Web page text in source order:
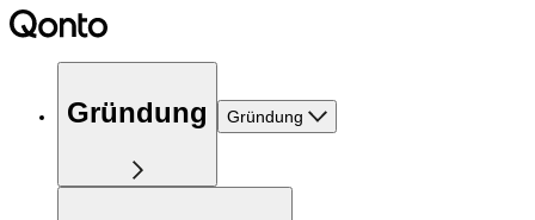
Gründung Gründung